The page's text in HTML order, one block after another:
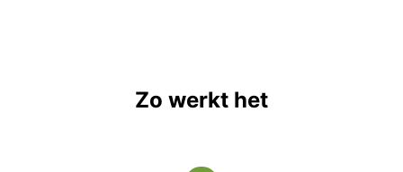
Zo werkt het